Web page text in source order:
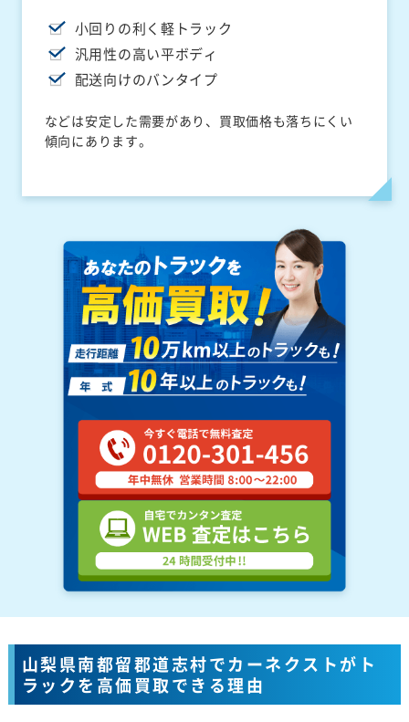
小回りの利く軽トラック
汎用性の高い平ボディ
配送向けのバンタイプ
などは安定した需要があり、買取価格も落ちにくい
傾向にあります。
山梨県南都留郡道志村でカーネクストがト
ラックを高価買取できる理由